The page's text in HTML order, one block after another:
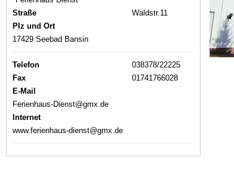
Straße
Waldstr.11
Plz und Ort
17429 Seebad Bansin
Telefon
038378/22225
Fax
01741766028
E-Mail
Ferienhaus-Dienst@gmx.de
Internet
www.ferienhaus-dienst@gmx.de